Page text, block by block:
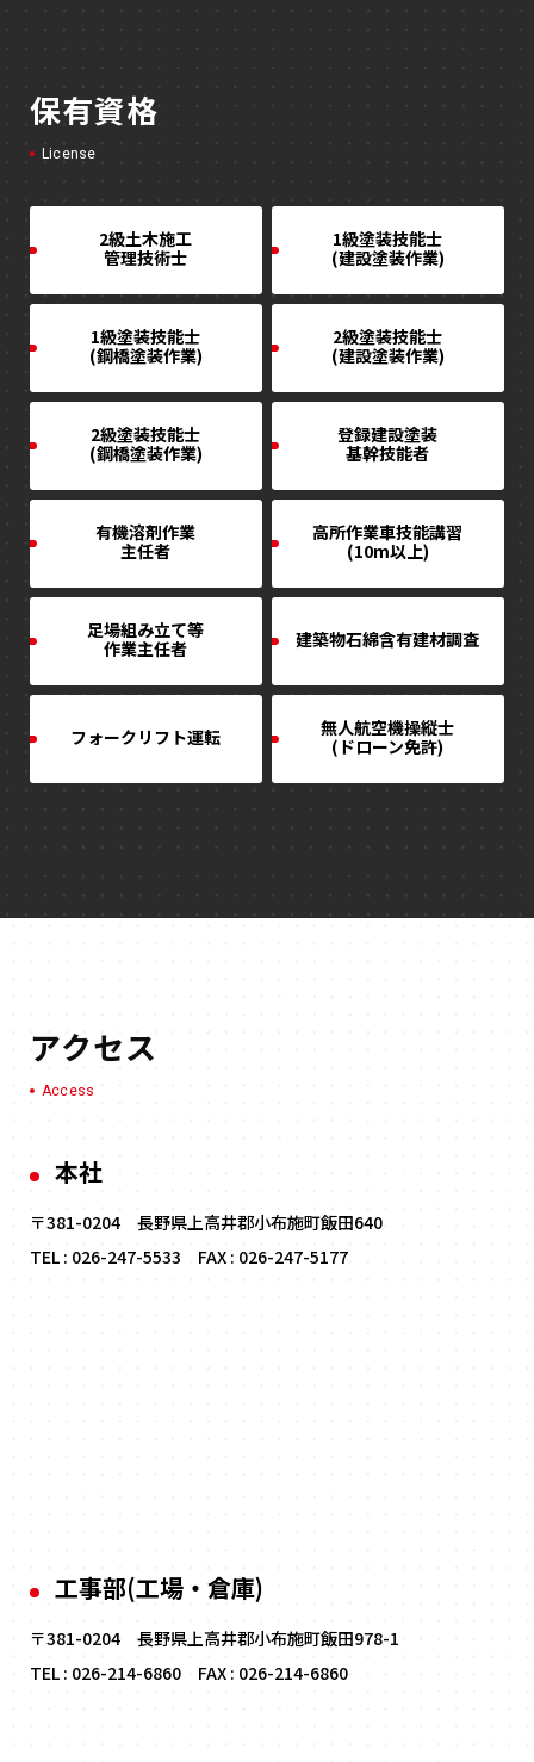
保有資格
License
2級土木施工
管理技術士
1級塗装技能士
(建設塗装作業)
1級塗装技能士
(鋼橋塗装作業)
2級塗装技能士
(建設塗装作業)
2級塗装技能士
(鋼橋塗装作業)
登録建設塗装
基幹技能者
有機溶剤作業
主任者
高所作業車技能講習
(10m以上)
足場組み立て等
作業主任者
建築物石綿含有建材調査
フォークリフト運転
無人航空機操縦士
(ドローン免許)
アクセス
Access
本社
〒381-0204 長野県上高井郡小布施町飯田640
TEL : 026-247-5533 FAX : 026-247-5177
工事部(工場・倉庫)
〒381-0204 長野県上高井郡小布施町飯田978-1
TEL : 026-214-6860 FAX : 026-214-6860